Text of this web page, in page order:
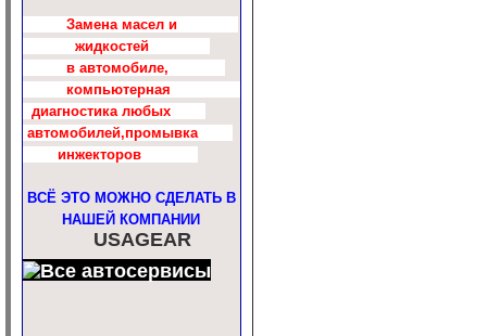
Замена масел и
жидкостей
в автомобиле,
компьютерная
диагностика любых
автомобилей,промывка
инжекторов
ВСЁ ЭТО МОЖНО СДЕЛАТЬ В
НАШЕЙ КОМПАНИИ
USAGEAR